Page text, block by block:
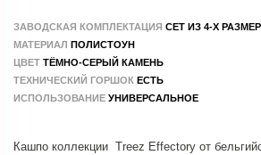
ЗАВОДСКАЯ КОМПЛЕКТАЦИЯ СЕТ ИЗ 4-Х
МАТЕРИАЛ ПОЛИСТОУН
ЦВЕТ ТЁМНО-СЕРЫЙ КАМЕНЬ
ТЕХНИЧЕСКИЙ ГОРШОК ЕСТЬ
ИСПОЛЬЗОВАНИЕ УНИВЕРСАЛЬНОЕ
Кашпо коллекции Treez Effectory от